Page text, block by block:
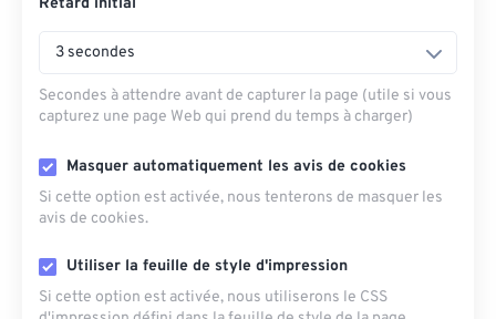
Retard initial
3 secondes
Secondes à attendre avant de capturer la page (utile si vous
capturez une page Web qui prend du temps à charger)
Masquer automatiquement les avis de cookies
Si cette option est activée, nous tenterons de masquer les
avis de cookies.
Utiliser la feuille de style d'impression
Si cette option est activée, nous utiliserons le CSS